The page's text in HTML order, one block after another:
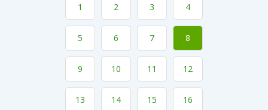
1 2 3 4
5 6 7 8
9 10 11 12
13 14 15 16